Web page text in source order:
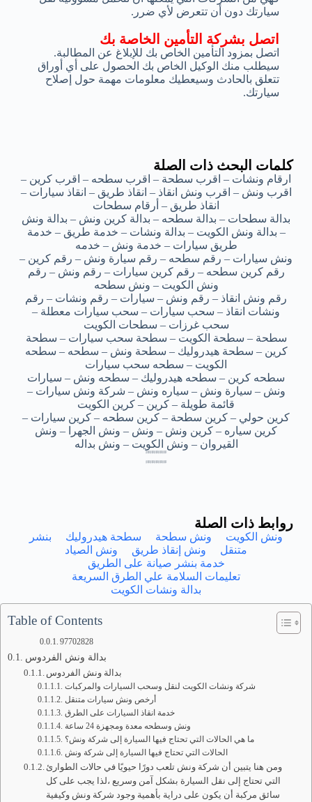
اتصل بشركة التأمين الخاصة بك
اتصل بمزود التأمين الخاص بك للإبلاغ عن المطالبة.
سيطلب منك الوكيل الخاص بك الحصول على أي أوراق
تتعلق بالحادث وسيعطيك معلومات مهمة حول إصلاح
سيارتك.
سيارتك دون أن تتعرض لأي ضرر.
كلمات البحث ذات الصلة
ارقام ونشات – اقرب سطحة – اقرب سطحه – اقرب كرين –
اقرب ونش – اقرب ونش انقاذ – انقاذ طريق – انقاذ سيارات –
انقاذ طريق – أرقام سطحات
بدالة سطحات – بدالة سطحه – بدالة كرين ونش – بدالة ونش
– بدالة ونش الكويت – بدالة ونشات – خدمة طريق – خدمة
طريق سيارات – خدمة ونش – خدمه
ونش سيارات – رقم سطحه – رقم سيارة ونش – رقم كرين –
رقم كرين سطحه – رقم كرين سيارات – رقم ونش – رقم
ونش الكويت – ونش سطحه
رقم ونش انقاذ – رقم ونش – سيارات – رقم ونشات – رقم
ونشات انقاذ – سحب سيارات – سحب سيارات معطلة –
سحب غرزات – سطحات الكويت
سطحة – سطحة الكويت – سطحة سحب سيارات – سطحة
كرين – سطحة هيدروليك – سطحة ونش – سطحه – سطحه
الكويت – سطحه سحب سيارات
سطحه كرين – سطحه هيدروليك – سطحه ونش – سيارات
ونش – سيارة ونش – سياره ونش – شركة ونش سيارات –
قائمة طويلة – كرين – كرين الكويت
كرين حولي – كرين سطحة – كرين سطحه – كرين سيارات –
كرين سياره – كرين ونش – ونش – ونش الجهرا – ونش
القيروان – ونش الكويت – ونش بداله
روابط ذات الصلة
ونش الكويت ونش سطحة سطحة هيدروليك
بنشر
متنقل
ونش إنقاذ طريق
ونش الصياد
خدمة بنشر صيانة على الطريق
تعليمات السلامة علي الطرق السريعة
بدالة ونشات الكويت
Table of Contents
97702828
بدالة ونش الفردوس
بدالة ونش الفردوس
شركة ونشات الكويت لنقل وسحب السيارات والمركبات
أرخص ونش سيارات متنقل
خدمة انقاذ السيارات على الطرق
ونش وسطحه معدة ومجهزة 24 ساعة
ما هي الحالات التي تحتاج فيها السيارة إلى شركة ونش؟
الحالات التي تحتاج فيها السيارة إلى شركة ونش
ومن هنا يتبين أن شركة ونش تلعب دورًا حيويًا في حالات الطوارئ
التي تحتاج إلى نقل السيارة بشكل آمن وسريع ،لذا يجب على كل
سائق مركبة أن يكون على دراية بأهمية وجود شركة ونش وكيفية